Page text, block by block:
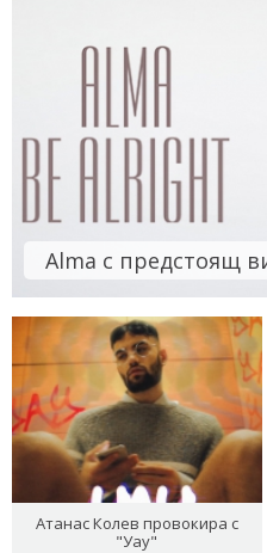
Alma с предстоящ
Атанас Колев провокира с
"Уау"